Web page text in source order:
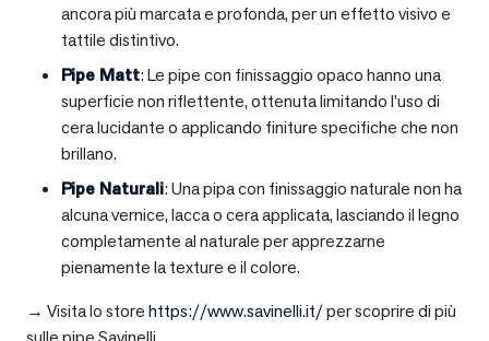
ancora più marcata e profonda, per un effetto visivo e
tattile distintivo.
Pipe Matt: Le pipe con finissaggio opaco hanno una
superficie non riflettente, ottenuta limitando l’uso di
cera lucidante o applicando finiture specifiche che non
brillano.
Pipe Naturali: Una pipa con finissaggio naturale non ha
alcuna vernice, lacca o cera applicata, lasciando il legno
completamente al naturale per apprezzarne
pienamente la texture e il colore.
→ Visita lo storehttps://www.savinelli.it/per scoprire di più